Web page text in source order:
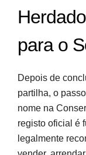
para o
Depois de
partilha, o
nome na
registo oficial é
legalmente